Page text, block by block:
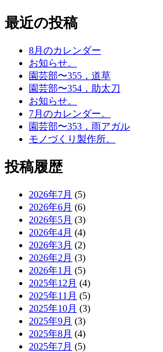
最近の投稿
8月のカレンダー
お知らせ。
園芸部〜355，道草
園芸部〜354，助太刀
お知らせ。
7月のカレンダー。
園芸部〜353，雨アガル
モノづくり製作所。
投稿履歴
2026年7月 (5)
2026年6月 (6)
2026年5月 (3)
2026年4月 (4)
2026年3月 (2)
2026年2月 (3)
2026年1月 (5)
2025年12月 (4)
2025年11月 (5)
2025年10月 (3)
2025年9月 (3)
2025年8月 (4)
2025年7月 (5)